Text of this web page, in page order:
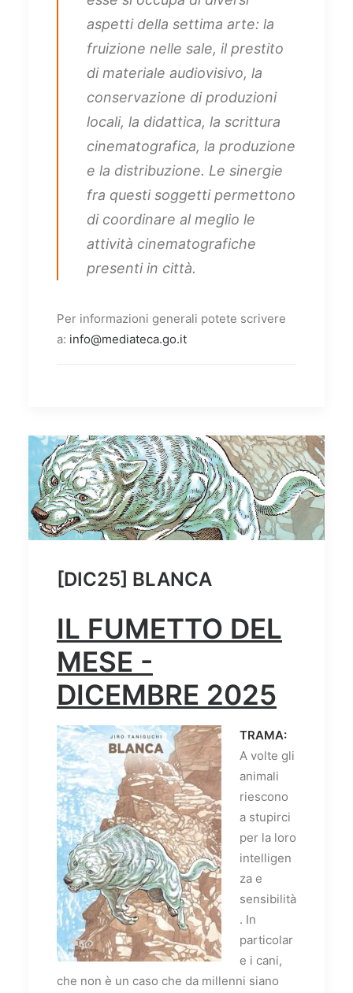
aspetti della settima arte: la
fruizione nelle sale, il prestito
di materiale audiovisivo, la
conservazione di produzioni
locali, la didattica, la scrittura
cinematografica, la produzione
e la distribuzione. Le sinergie
fra questi soggetti permettono
di coordinare al meglio le
attività cinematografiche
presenti in città.
Per informazioni generali potete scrivere
a: info@mediateca.go.it
[DIC25] BLANCA
IL FUMETTO DEL
MESE -
DICEMBRE 2025
TRAMA:
A volte gli
animali
riescono
a stupirci
per la loro
intelligen
za e
sensibilità
. In
particolar
e i cani,
che non è un caso che da millenni siano